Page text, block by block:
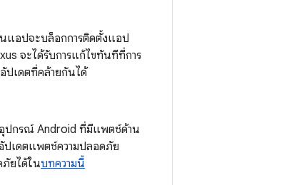
แอปจะบล็อกการติดตั้งแอป
จะได้รับการแก้ไขทันทีที่การ
ปเดตที่คล้ายกันได้
อุปกรณ์ Android ที่มีแพตช์ด้าน
ปเดตแพตช์ความปลอดภัย
ยได้ในบทความนี้